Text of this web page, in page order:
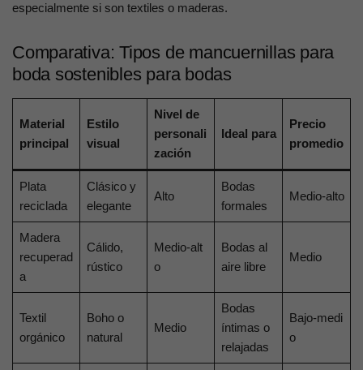
especialmente si son textiles o maderas.
Comparativa: Tipos de mancuernillas para
boda sostenibles para bodas
Material
principal
Estilo
visual
Nivel de
personali
zación
Ideal para
Precio
promedio
Plata
reciclada
Clásico y
elegante
Alto
Bodas
formales
Medio‑alto
Madera
recuperad
a
Cálido,
rústico
Medio‑alt
o
Bodas al
aire libre
Medio
Textil
orgánico
Boho o
natural
Medio
Bodas
íntimas o
relajadas
Bajo‑medi
o